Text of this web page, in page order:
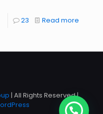
23 Read more
| All Rights Reserved |